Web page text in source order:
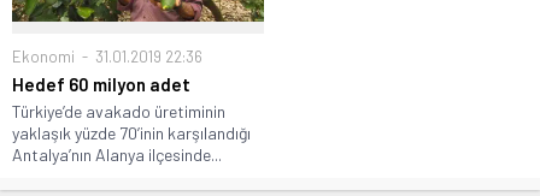
Ekonomi 31.01.2019 22:36
Hedef 60 milyon adet
Türkiye’de avakado üretiminin
yaklaşık yüzde 70’inin karşılandığı
Antalya’nın Alanya ilçesinde...